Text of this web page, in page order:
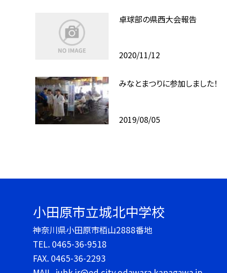
卓球部の県西大会報告
2020/11/12
みなとまつりに参加しました！
2019/08/05
小田原市立城北中学校
神奈川県小田原市栢山2888番地
TEL. 0465-36-9518
FAX. 0465-36-2293